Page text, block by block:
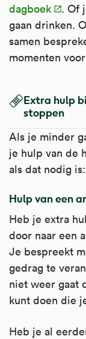
dagboek
. Of
gaan drinken.
samen
momenten
Extra hulp
stoppen
Als je minder
je hulp van de
als dat nodig is:
Hulp van een
Heb je extra
door naar een
Je bespreekt
gedrag te
niet weer gaat
kunt doen die
Heb je al